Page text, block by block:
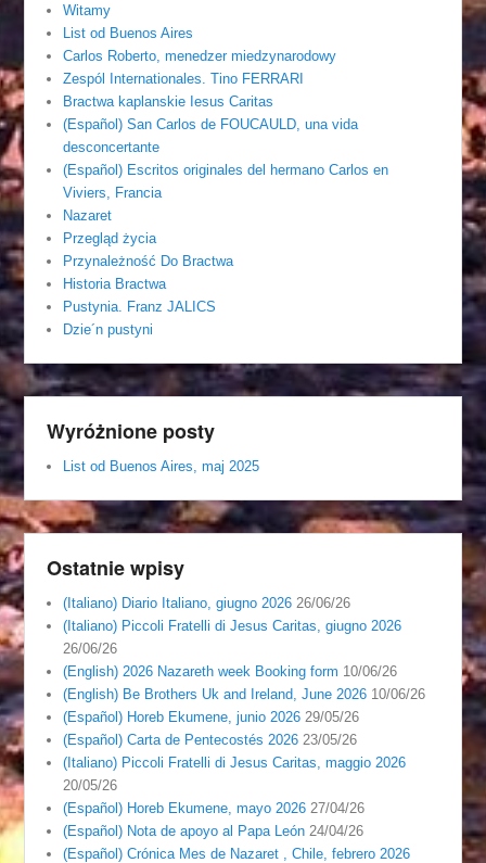
Witamy
List od Buenos Aires
Carlos Roberto, menedzer miedzynarodowy
Zespól Internationales. Tino FERRARI
Bractwa kaplanskie Iesus Caritas
(Español) San Carlos de FOUCAULD, una vida
desconcertante
(Español) Escritos originales del hermano Carlos en
Viviers, Francia
Nazaret
Przegląd życia
Przynależność Do Bractwa
Historia Bractwa
Pustynia. Franz JALICS
Dzie´n pustyni
Wyróżnione posty
List od Buenos Aires, maj 2025
Ostatnie wpisy
(Italiano) Diario Italiano, giugno 2026 26/06/26
(Italiano) Piccoli Fratelli di Jesus Caritas, giugno 2026
26/06/26
(English) 2026 Nazareth week Booking form 10/06/26
(English) Be Brothers Uk and Ireland, June 2026 10/06/26
(Español) Horeb Ekumene, junio 2026 29/05/26
(Español) Carta de Pentecostés 2026 23/05/26
(Italiano) Piccoli Fratelli di Jesus Caritas, maggio 2026
20/05/26
(Español) Horeb Ekumene, mayo 2026 27/04/26
(Español) Nota de apoyo al Papa León 24/04/26
(Español) Crónica Mes de Nazaret , Chile, febrero 2026